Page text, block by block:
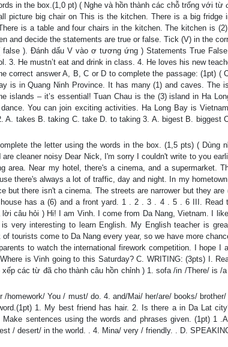
in the box.(1,0 pt) ( Nghe và hồn thành các chỗ trống với từ
big chair on This is the kitchen. There is a big fridge
is a table and four chairs in the kitchen. The kitchen is
and decide the statements are true or false. Tick (V) in the
). Đánh dấu V vào ơ tương ứng ) Statements True False
3. He mustn’t eat and drink in class. 4. He loves his new
correct answer A, B, C or D to complete the passage: (1pt) (
is in Quang Ninh Province. It has many (1) and caves. The
islands – it’s essential! Tuan Chau is the (3) island in Ha
You can join exciting activities. Ha Long Bay is
A. takes B. taking C. take D. to taking 3. A. bigest B. biggest
the letter using the words in the box. (1,5 pts) ( Dùng
cleaner noisy Dear Nick, I'm sorry I couldn't write to you
area. Near my hotel, there's a cinema, and a supermarket.
there's always a lot of traffic, day and night. In my
there isn't a cinema. The streets are narrower but they are
has a (6) and a front yard. 1 . 2 . 3 . 4 . 5 . 6 III. Read
câu hỏi ) Hi! I am Vinh. I come from Da Nang, Vietnam. I
very interesting to learn English. My English teacher is
tourists come to Da Nang every year, so we have more
to watch the international firework competition. I hope I
is Vinh going to this Saturday? C. WRITING: (3pts) I.
các từ đã cho thành câu hồn chỉnh ) 1. sofa /in /There/ is /
You / must/ do. 4. and/Mai/ her/are/ books/
1. My best friend has hair. 2. Is there a in Da Lat
sentences using the words and phrases given. (1pt) 1
/ desert/ in the world. . 4. Mina/ very / friendly. . D.